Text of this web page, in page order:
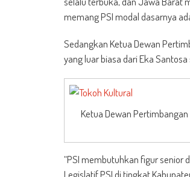
memang PSI modal dasarnya
Sedangkan Ketua Dewan
yang luar biasa dari Eka
Ketua Dewan
“PSI membutuhkan figur senior
Legislatif PSI di tingkat